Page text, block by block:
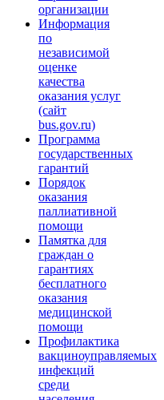
организации
Информация
по
независимой
оценке
качества
оказания услуг
(сайт
bus.gov.ru)
Программа
государственных
гарантий
Порядок
оказания
паллиативной
помощи
Памятка для
граждан о
гарантиях
бесплатного
оказания
медицинской
помощи
Профилактика
вакциноуправляемых
инфекций
среди